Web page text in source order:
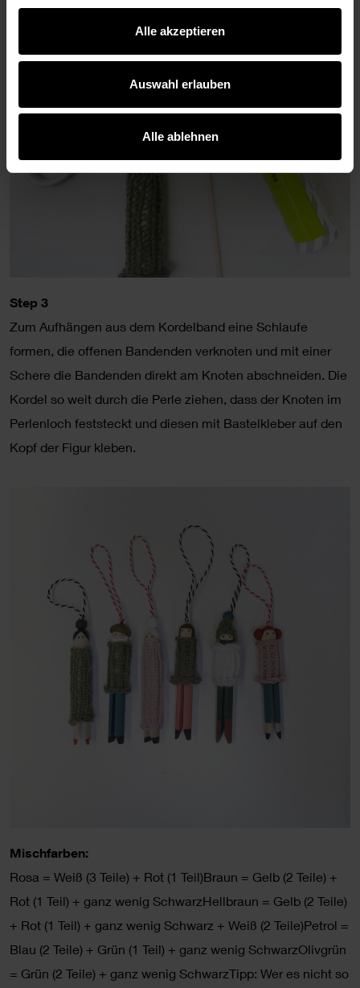
Alle akzeptieren
Auswahl erlauben
Alle ablehnen
Step 3
Zum Aufhängen aus dem Kordelband eine Schlaufe
formen, die offenen Bandenden verknoten und mit einer
Schere die Bandenden direkt am Knoten abschneiden. Die
Kordel so weit durch die Perle ziehen, dass der Knoten im
Perlenloch feststeckt und diesen mit Bastelkleber auf den
Kopf der Figur kleben.
Mischfarben:
Rosa = Weiß (3 Teile) + Rot (1 Teil)Braun = Gelb (2 Teile) +
Rot (1 Teil) + ganz wenig SchwarzHellbraun = Gelb (2 Teile)
+ Rot (1 Teil) + ganz wenig Schwarz + Weiß (2 Teile)Petrol =
Blau (2 Teile) + Grün (1 Teil) + ganz wenig SchwarzOlivgrün
= Grün (2 Teile) + ganz wenig SchwarzTipp: Wer es nicht so